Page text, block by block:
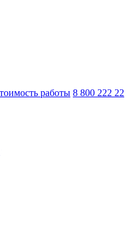
работы 8 800 222 22